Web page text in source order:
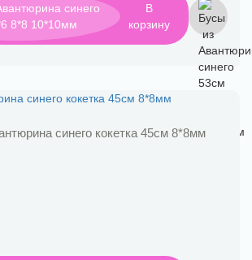
В
корзину
синего кокетка 45см 8*8мм